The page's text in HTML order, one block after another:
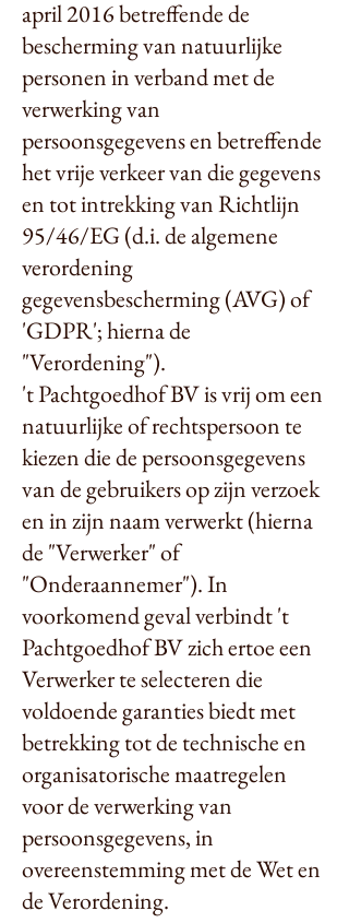
april 2016 betreffende de
bescherming van natuurlijke
personen in verband met de
verwerking van
persoonsgegevens en betreffende
het vrije verkeer van die gegevens
en tot intrekking van Richtlijn
95/46/EG (d.i. de algemene
verordening
gegevensbescherming (AVG) of
'GDPR'; hierna de
"Verordening").
't Pachtgoedhof BV is vrij om een
natuurlijke of rechtspersoon te
kiezen die de persoonsgegevens
van de gebruikers op zijn verzoek
en in zijn naam verwerkt (hierna
de "Verwerker" of
"Onderaannemer"). In
voorkomend geval verbindt 't
Pachtgoedhof BV zich ertoe een
Verwerker te selecteren die
voldoende garanties biedt met
betrekking tot de technische en
organisatorische maatregelen
voor de verwerking van
persoonsgegevens, in
overeenstemming met de Wet en
de Verordening.